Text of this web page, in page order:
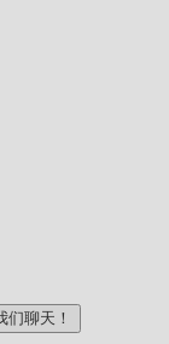
聊天！